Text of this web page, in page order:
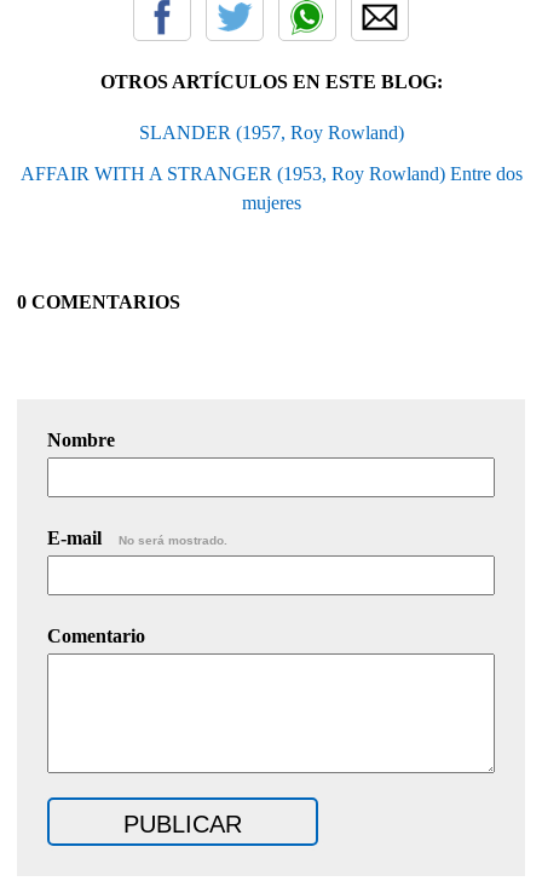
OTROS ARTÍCULOS EN ESTE BLOG:
SLANDER (1957, Roy Rowland)
AFFAIR WITH A STRANGER (1953, Roy Rowland) Entre dos
mujeres
0 COMENTARIOS
Nombre
E-mail No será mostrado.
Comentario